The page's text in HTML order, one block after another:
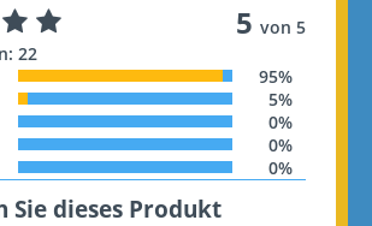
5 von 5
22
95%
5%
0%
0%
0%
Sie dieses Produkt